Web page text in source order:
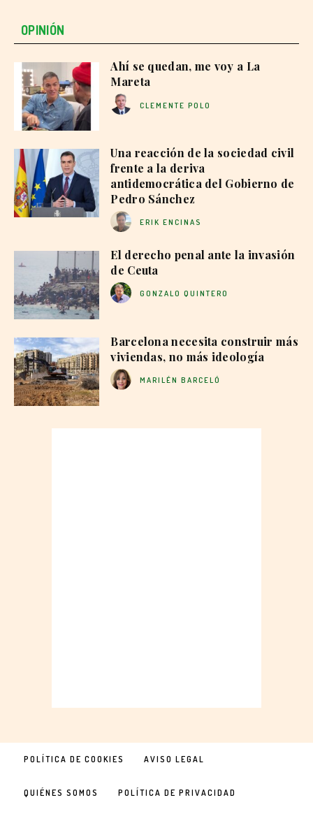
OPINIÓN
Ahí se quedan, me voy a La
Mareta
CLEMENTE POLO
Una reacción de la sociedad civil
frente a la deriva
antidemocrática del Gobierno de
Pedro Sánchez
ERIK ENCINAS
El derecho penal ante la invasión
de Ceuta
GONZALO QUINTERO
Barcelona necesita construir más
viviendas, no más ideología
MARILÉN BARCELÓ
POLÍTICA DE COOKIES AVISO LEGAL
QUIÉNES SOMOS POLÍTICA DE PRIVACIDAD